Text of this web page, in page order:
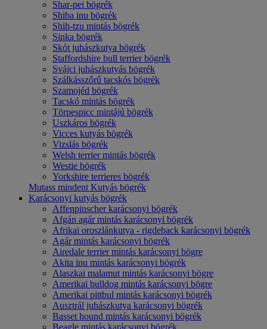
Shar-pei bögrék
Shiba inu bögrék
Shih-tzu mintás bögrék
Sinka bögrék
Skót juhászkutya bögrék
Staffordshire bull terrier bögrék
Svájci juhászkutyás bögrék
Szálkásszőrű tacskós bögrék
Szamojéd bögrék
Tacskó mintás bögrék
Törpespicc mintájú bögrék
Uszkáros bögrék
Vicces kutyás bögrék
Vizslás bögrék
Welsh terrier mintás bögrék
Westie bögrék
Yorkshire terrieres bögrék
Mutass mindent Kutyás bögrék
Karácsonyi kutyás bögrék
Affenpinscher karácsonyi bögrék
Afgán agár mintás karácsonyi bögrék
Afrikai oroszlánkutya - rigdeback karácsonyi bögrék
Agár mintás karácsonyi bögrék
Airedale terrier mintás karácsonyi bögre
Akita inu mintás karácsonyi bögrék
Alaszkai malamut mintás karácsonyi bögre
Amerikai bulldog mintás karácsonyi bögre
Amerikai pittbul mintás karácsonyi bögrék
Ausztrál juhászkutya karácsonyi bögrék
Basset hound mintás karácsonyi bögrék
Beagle mintás karácsonyi bögrék